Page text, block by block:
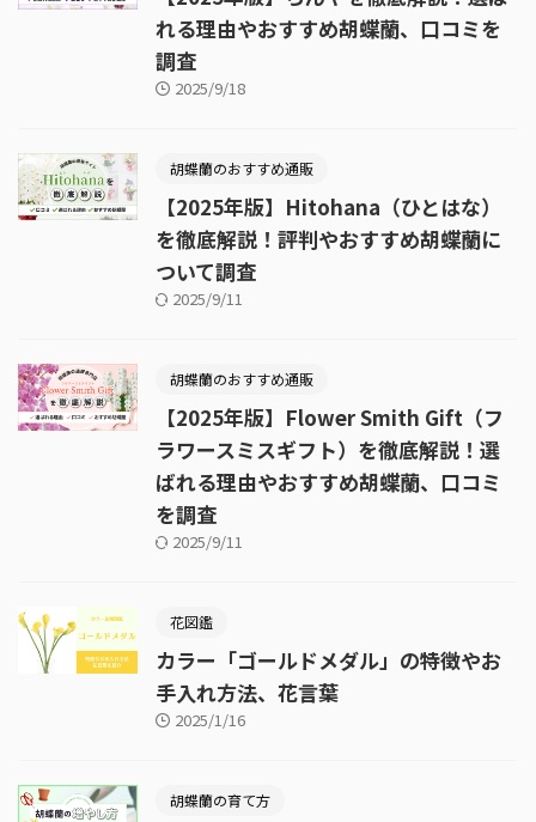
れる理由やおすすめ胡蝶蘭、口コミを
調査
2025/9/18
胡蝶蘭のおすすめ通販
【2025年版】Hitohana（ひとはな）
を徹底解説！評判やおすすめ胡蝶蘭に
ついて調査
2025/9/11
胡蝶蘭のおすすめ通販
【2025年版】Flower Smith Gift（フ
ラワースミスギフト）を徹底解説！選
ばれる理由やおすすめ胡蝶蘭、口コミ
を調査
2025/9/11
花図鑑
カラー「ゴールドメダル」の特徴やお
手入れ方法、花言葉
2025/1/16
胡蝶蘭の育て方